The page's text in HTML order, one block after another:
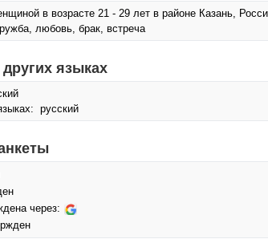
в возрасте 21 - 29 лет в районе Казань,
любовь, брак, встреча
языках
русский
через: